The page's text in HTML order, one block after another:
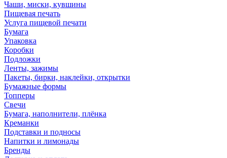
Чаши, миски, кувшины
Пищевая печать
Услуга пищевой печати
Бумага
Упаковка
Коробки
Подложки
Ленты, зажимы
Пакеты, бирки, наклейки, открытки
Бумажные формы
Топперы
Свечи
Бумага, наполнители, плёнка
Креманки
Подставки и подносы
Напитки и лимонады
Бренды